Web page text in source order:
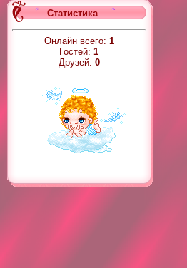
Статистика
Онлайн всего: 1
Гостей: 1
Друзей: 0